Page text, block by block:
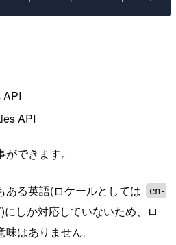
API
できます。
る英語(ロケールとしては
en-
にしか対応していないため、ロ
はありません。